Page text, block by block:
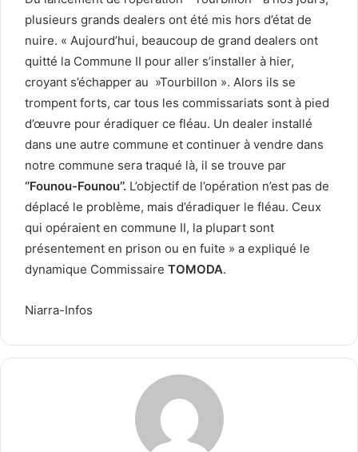
plusieurs grands dealers ont été mis hors d’état de
nuire. « Aujourd’hui, beaucoup de grand dealers ont
quitté la Commune II pour aller s’installer à hier,
croyant s’échapper au »Tourbillon ». Alors ils se
trompent forts, car tous les commissariats sont à pied
d’œuvre pour éradiquer ce fléau. Un dealer installé
dans une autre commune et continuer à vendre dans
notre commune sera traqué là, il se trouve par
‘’Founou-Founou’’. L’objectif de l’opération n’est pas de
déplacé le problème, mais d’éradiquer le fléau. Ceux
qui opéraient en commune II, la plupart sont
présentement en prison ou en fuite » a expliqué le
dynamique Commissaire TOMODA.
Niarra-Infos